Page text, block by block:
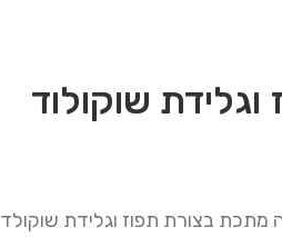
וגלידת שוקולוד
מתכת בצורת תפוז וגלידת שוקולד